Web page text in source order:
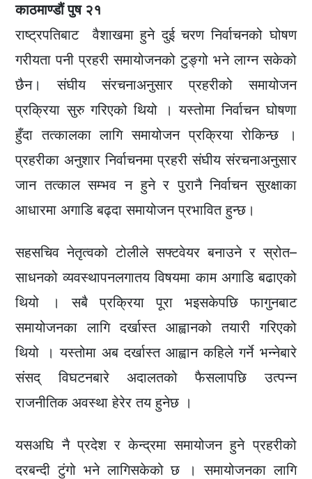
काठमाण्डौं पुष २१
राष्ट्रपतिबाट वैशाखमा हुने दुई चरण निर्वाचनको घोषण
गरीयता पनी प्रहरी समायोजनको टुङ्गो भने लाग्न सकेको
छैन। संघीय संरचनाअनुसार प्रहरीको समायोजन
प्रक्रिया सुरु गरिएको थियो । यस्तोमा निर्वाचन घोषणा
हुँदा तत्कालका लागि समायोजन प्रक्रिया रोकिन्छ ।
प्रहरीका अनुशार निर्वाचनमा प्रहरी संघीय संरचनाअनुसार
जान तत्काल सम्भव न हुने र पुरानै निर्वाचन सुरक्षाका
आधारमा अगाडि बढ्दा समायोजन प्रभावित हुन्छ।
सहसचिव नेतृत्वको टोलीले सफ्टवेयर बनाउने र स्रोत–
साधनको व्यवस्थापनलगातय विषयमा काम अगाडि बढाएको
थियो । सबै प्रक्रिया पूरा भइसकेपछि फागुनबाट
समायोजनका लागि दर्खास्त आह्वानको तयारी गरिएको
थियो । यस्तोमा अब दर्खास्त आह्वान कहिले गर्ने भन्नेबारे
संसद् विघटनबारे अदालतको फैसलापछि उत्पन्न
राजनीतिक अवस्था हेरेर तय हुनेछ ।
यसअघि नै प्रदेश र केन्द्रमा समायोजन हुने प्रहरीको
दरबन्दी टुंगो भने लागिसकेको छ । समायोजनका लागि